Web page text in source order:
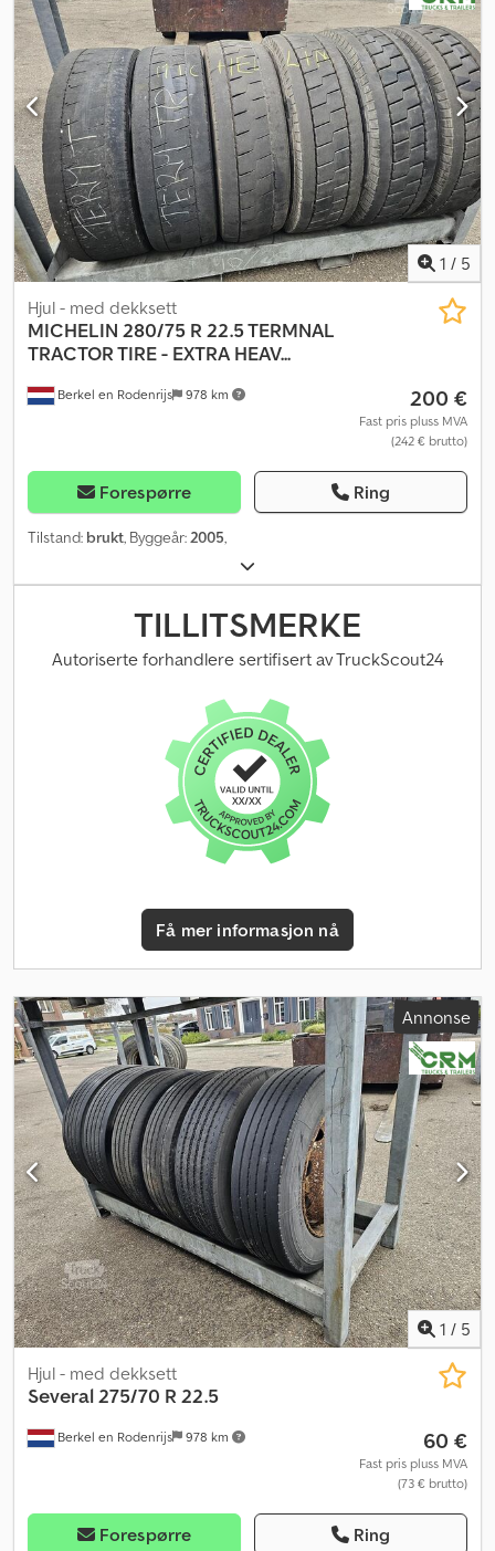
1 / 5
Berkel en Rodenrijs 978 km
Hjul - med dekksett
MICHELIN 280/75 R 22.5 TERMNAL
TRACTOR TIRE - EXTRA HEAV...
200 €
Fast pris pluss MVA
(242 € brutto)
Forespørre Ring
Tilstand: brukt, Byggeår:2005,
TILLITSMERKE
Autoriserte forhandlere sertifisert av TruckScout24
Få mer informasjon nå
Annonse
1 / 5
Berkel en Rodenrijs 978 km
Hjul - med dekksett
Several275/70 R 22.5
60 €
Fast pris pluss MVA
(73 € brutto)
Forespørre Ring